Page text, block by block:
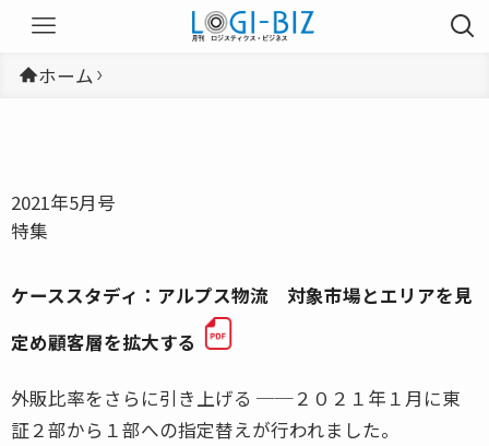
ホーム
2021年5月号
特集
ケーススタディ：アルプス物流 対象市場とエリアを見
定め顧客層を拡大する
外販比率をさらに引き上げる ──２０２１年１月に東
証２部から１部への指定替えが行われました。